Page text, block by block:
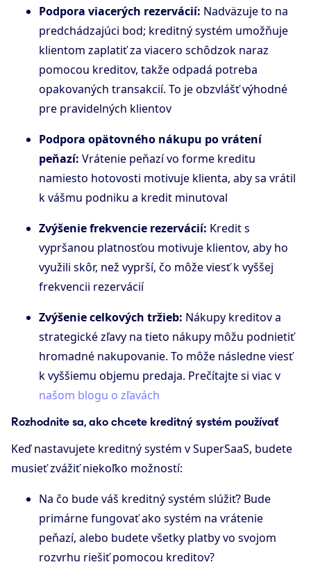
Podpora viacerých rezervácií: Nadväzuje to na
predchádzajúci bod; kreditný systém umožňuje
klientom zaplatiť za viacero schôdzok naraz
pomocou kreditov, takže odpadá potreba
opakovaných transakcií. To je obzvlášť výhodné
pre pravidelných klientov
Podpora opätovného nákupu po vrátení
peňazí: Vrátenie peňazí vo forme kreditu
namiesto hotovosti motivuje klienta, aby sa vrátil
k vášmu podniku a kredit minutoval
Zvýšenie frekvencie rezervácií: Kredit s
vypršanou platnosťou motivuje klientov, aby ho
využili skôr, než vyprší, čo môže viesť k vyššej
frekvencii rezervácií
Zvýšenie celkových tržieb: Nákupy kreditov a
strategické zľavy na tieto nákupy môžu podnietiť
hromadné nakupovanie. To môže následne viesť
k vyššiemu objemu predaja. Prečítajte si viac v
našom blogu o zľavách
Rozhodnite sa, ako chcete kreditný systém používať
Keď nastavujete kreditný systém v SuperSaaS, budete
musieť zvážiť niekoľko možností:
Na čo bude váš kreditný systém slúžiť? Bude
primárne fungovať ako systém na vrátenie
peňazí, alebo budete všetky platby vo svojom
rozvrhu riešiť pomocou kreditov?